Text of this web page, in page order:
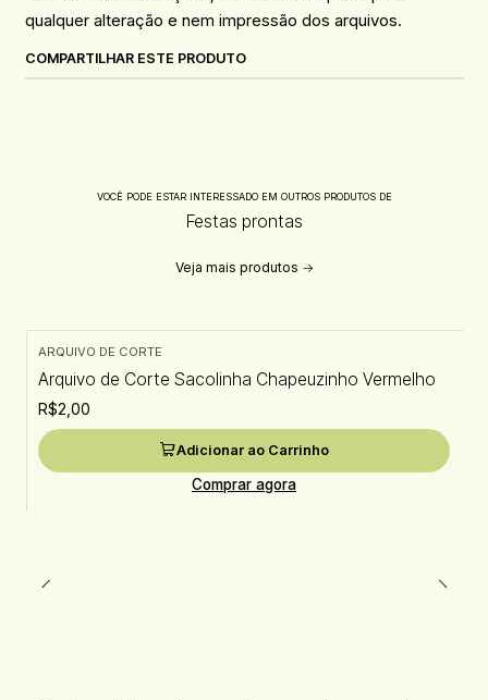
qualquer alteração e nem impressão dos arquivos.
COMPARTILHAR ESTE PRODUTO
VOCÊ PODE ESTAR INTERESSADO EM OUTROS PRODUTOS DE
Festas prontas
Veja mais produtos
ARQUIVO DE CORTE
Arquivo de Corte Sacolinha Chapeuzinho Vermelho
R$2,00
Adicionar ao Carrinho
Comprar agora